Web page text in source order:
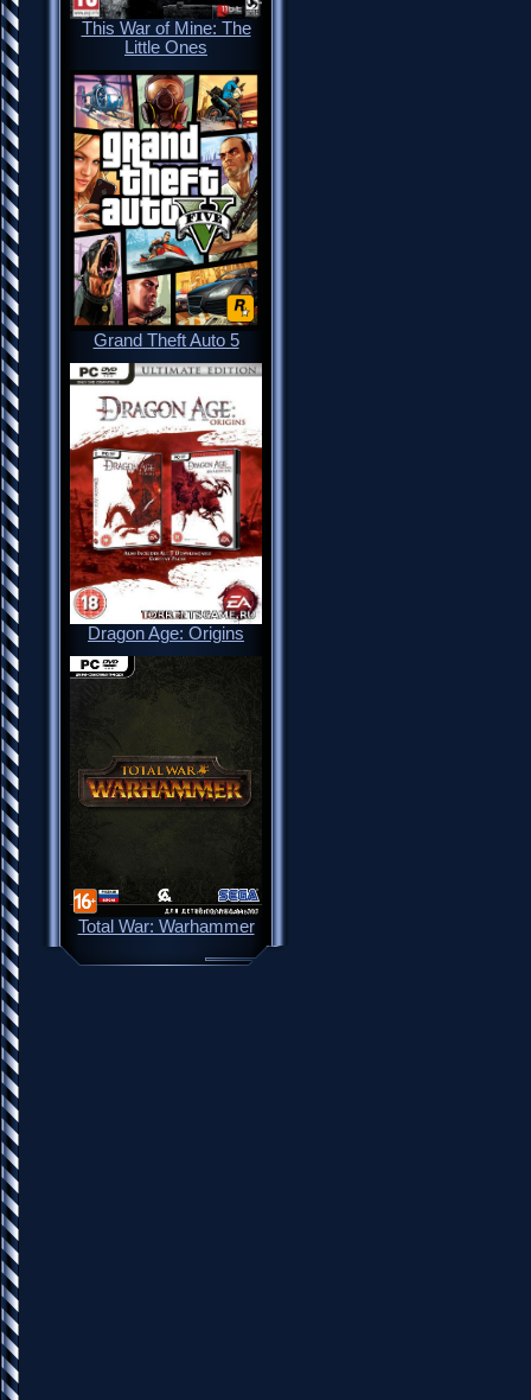
This War of Mine: The
Little Ones
Grand Theft Auto 5
Dragon Age: Origins
Total War: Warhammer